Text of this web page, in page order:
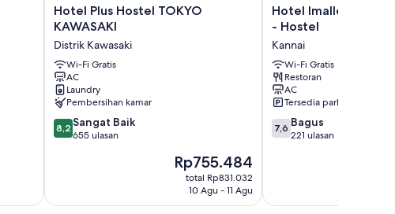
Hotel
Plus
TOKYO
KAWASAKI
Distrik
Kawasaki
Hotel Plus Hostel TOKYO
KAWASAKI
Distrik Kawasaki
Wi-Fi Gratis
AC
Laundry
Pembersihan kamar
8.2
dari
ulasan
8,2 Sangat Baik
655 ulasan
Harga
sekarang
Rp755.484
Rp755.484
total Rp831.032
10 Agu - 11 Agu
Hotel
Imalle
Isezakicho
-
Hostel
Kannai
Hotel Imalle
- Hostel
Kannai
Wi-Fi Gratis
Restoran
AC
Tersedia parkir
7.6
dari
7,6 Bagus
221 ulasan